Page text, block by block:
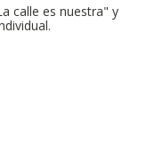
calle es nuestra" y